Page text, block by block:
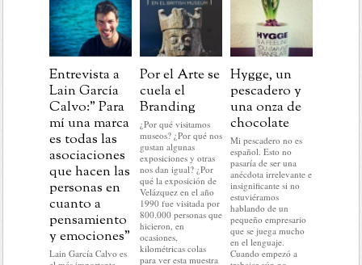
Entrevista a
Lain García
Calvo:” Para
mí una marca
es todas las
asociaciones
que hacen las
personas en
cuanto a
pensamiento
y emociones”
Lain García Calvo es
Por el Arte se
cuela el
Branding
¿Por qué visitamos
museos? ¿Por qué nos
gustan algunas
exposiciones y otras
nos dan igual? ¿Por
qué la exposición de
Velázquez en el año
1990 fue visitada por
800.000 personas que
hicieron, en
ocasiones,
kilométricas colas
para ver esta muestra
Hygge, un
pescadero y
una onza de
chocolate
Mi pescadero no es
español. Esto no
pasaría de ser una
anécdota irrelevante e
insignificante si no
estuviéramos
hablando de un
pequeño empresario
que se juega mucho
en el lenguaje.
Cuando empezó a